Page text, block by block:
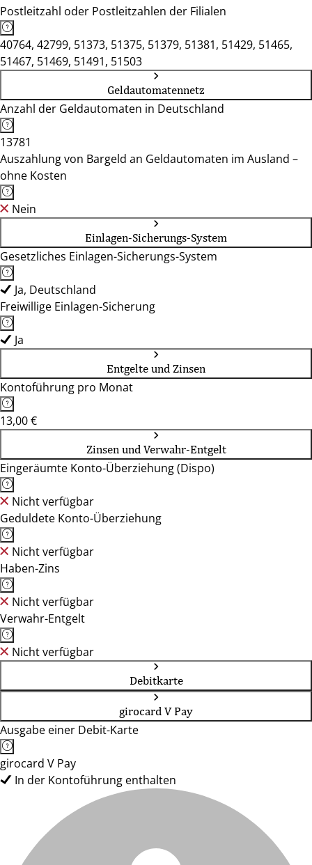
Postleitzahl oder Postleitzahlen der Filialen
40764, 42799, 51373, 51375, 51379, 51381, 51429, 51465,
51467, 51469, 51491, 51503
Geldautomatennetz
Anzahl der Geldautomaten in Deutschland
13781
Auszahlung von Bargeld an Geldautomaten im Ausland –
ohne Kosten
Nein
Einlagen-Sicherungs-System
Gesetzliches Einlagen-Sicherungs-System
Ja, Deutschland
Freiwillige Einlagen-Sicherung
Ja
Entgelte und Zinsen
Kontoführung pro Monat
13,00 €
Zinsen und Verwahr-Entgelt
Eingeräumte Konto-Überziehung (Dispo)
Nicht verfügbar
Geduldete Konto-Überziehung
Nicht verfügbar
Haben-Zins
Nicht verfügbar
Verwahr-Entgelt
Nicht verfügbar
Debitkarte
girocard V Pay
Ausgabe einer Debit-Karte
girocard V Pay
In der Kontoführung enthalten